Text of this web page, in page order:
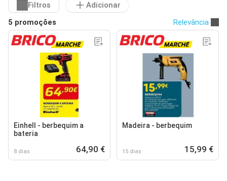
Filtros
Adicionar
5 promoções
Relevância
Einhell - berbequim a
bateria
8 dias 64,90 €
Madeira - berbequim
15 dias 15,99 €